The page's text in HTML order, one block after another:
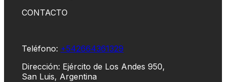
CONTACTO
Teléfono: +542664361329
Dirección: Ejército de Los Andes 950,
San Luis, Argentina